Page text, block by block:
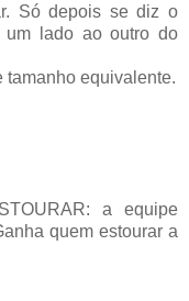
Só depois se diz o
um lado ao outro do
tamanho equivalente.
a equipe
quem estourar a